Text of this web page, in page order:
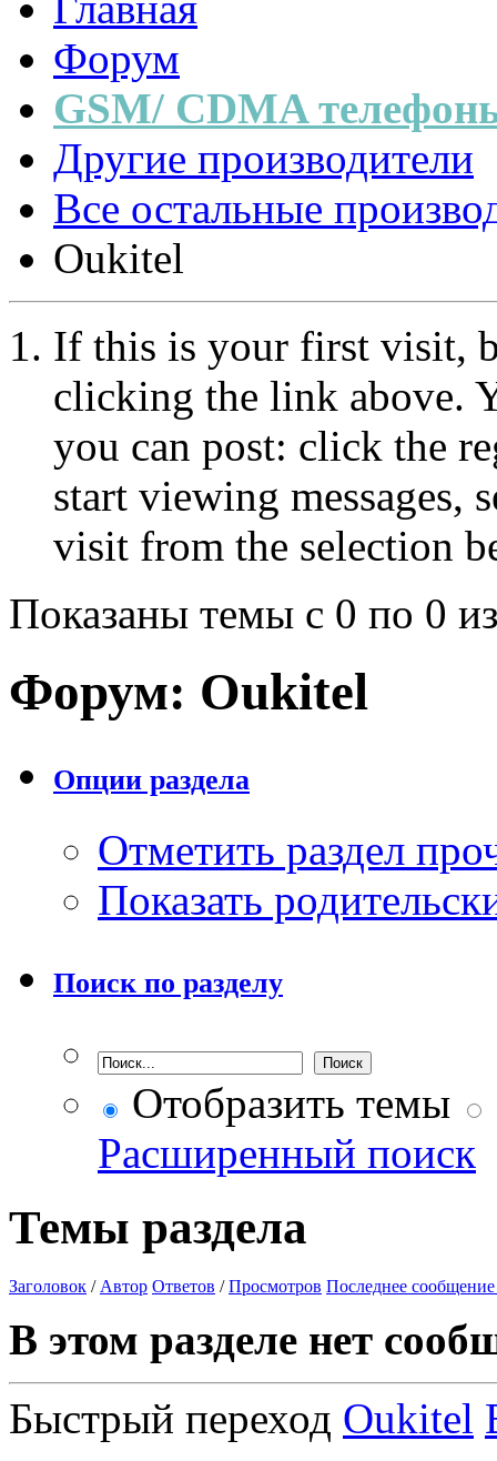
Форум
GSM/ CDMA
Другие производители
Все остальные
Oukitel
If this is your first visit,
clicking the link above.
you can post: click the
start viewing messages,
visit from the selection
Показаны темы с 0 по 0
Форум: Oukitel
Опции раздела
Отметить раздел
Показать
Поиск по разделу
Отобразить темы
Расширенный поиск
Темы раздела
Заголовок / Автор Ответов /Просмотров Последнее сообщение
В этом разделе нет
Быстрый переход Oukitel